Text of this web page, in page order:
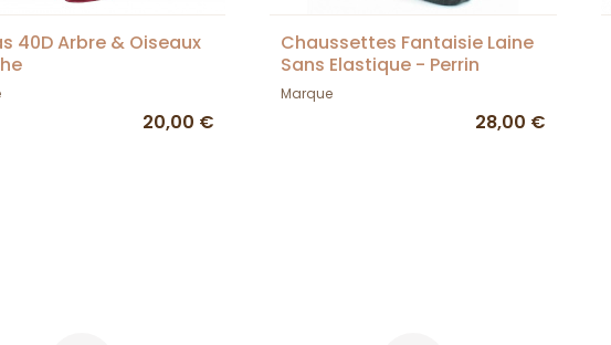
40D Arbre & Oiseaux
20,00 €
Chaussettes Fantaisie Laine
Sans Elastique - Perrin
Marque
28,00 €